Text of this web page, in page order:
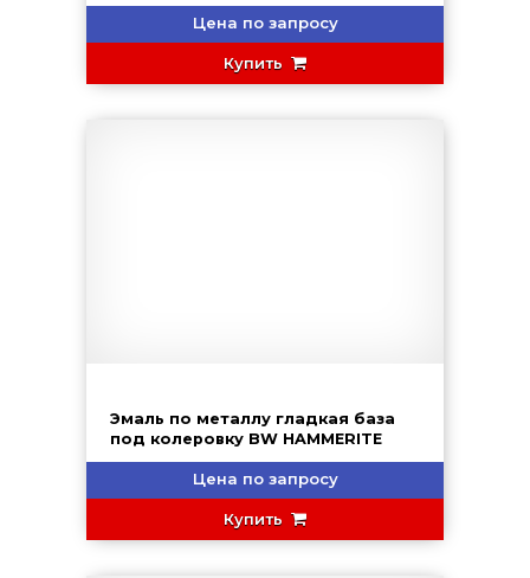
Цена по запросу
Купить
Эмаль по металлу гладкая база
под колеровку BW HAMMERITE
Цена по запросу
Купить